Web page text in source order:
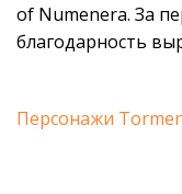
of Numenera. За
благодарность
Персонажи